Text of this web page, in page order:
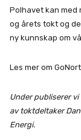
Polhavet kan med
og årets tokt og
ny kunnskap om
Les mer om
Under publiserer
av toktdeltaker
Energi.